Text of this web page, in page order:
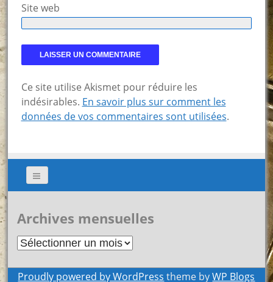
Site web
Ce site utilise Akismet pour réduire les
indésirables. En savoir plus sur comment les
données de vos commentaires sont utilisées.
Archives mensuelles
Archives
Proudly powered by WordPress theme byWP Blogs